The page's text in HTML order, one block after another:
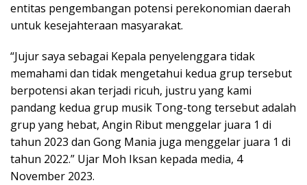
entitas pengembangan potensi perekonomian daerah
untuk kesejahteraan masyarakat.
“Jujur saya sebagai Kepala penyelenggara tidak
memahami dan tidak mengetahui kedua grup tersebut
berpotensi akan terjadi ricuh, justru yang kami
pandang kedua grup musik Tong-tong tersebut adalah
grup yang hebat, Angin Ribut menggelar juara 1 di
tahun 2023 dan Gong Mania juga menggelar juara 1 di
tahun 2022.” Ujar Moh Iksan kepada media, 4
November 2023.